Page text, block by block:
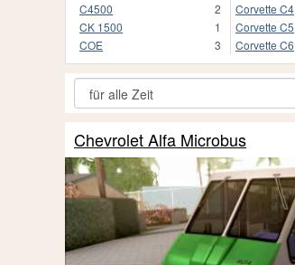
C4500
2
CK 1500
1
COE
3
Corvette C4
Corvette C5
Corvette C6
Chevrolet Alfa Microbus